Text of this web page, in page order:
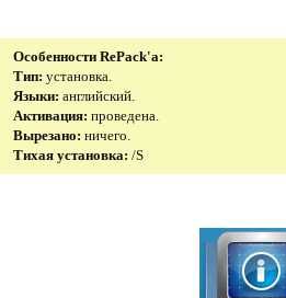
Особенности RePack'a:
Тип: установка.
Языки: английский.
Активация: проведена.
Вырезано: ничего.
Тихая установка: /S